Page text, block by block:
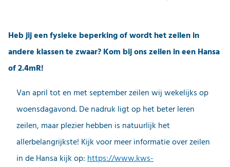
Heb jij een fysieke beperking of wordt het zeilen in
andere klassen te zwaar? Kom bij ons zeilen in een Hansa
of 2.4mR!
Van april tot en met september zeilen wij wekelijks op
woensdagavond. De nadruk ligt op het beter leren
zeilen, maar plezier hebben is natuurlijk het
allerbelangrijkste! Kijk voor meer informatie over zeilen
in de Hansa kijk op:https://www.kws-